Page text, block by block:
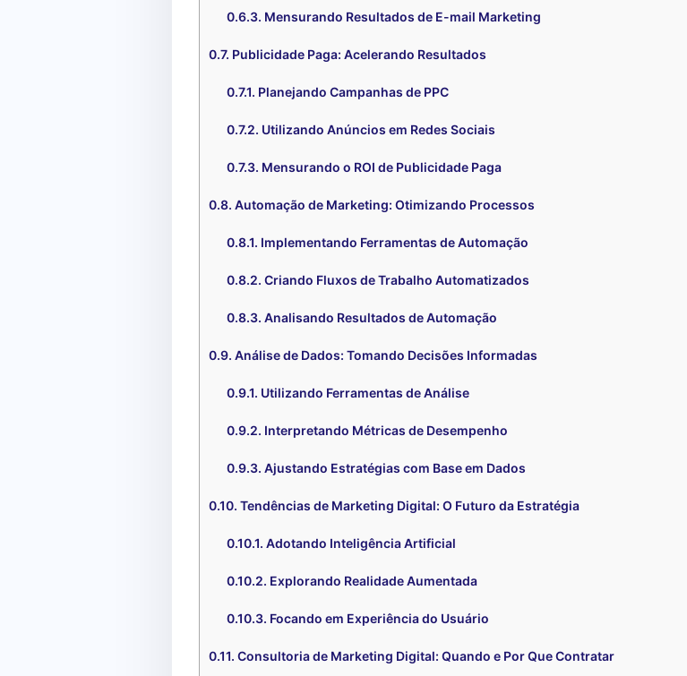
Mensurando Resultados de E-mail Marketing
Publicidade Paga: Acelerando Resultados
Planejando Campanhas de PPC
Utilizando Anúncios em Redes Sociais
Mensurando o ROI de Publicidade Paga
Automação de Marketing: Otimizando Processos
Implementando Ferramentas de Automação
Criando Fluxos de Trabalho Automatizados
Analisando Resultados de Automação
Análise de Dados: Tomando Decisões Informadas
Utilizando Ferramentas de Análise
Interpretando Métricas de Desempenho
Ajustando Estratégias com Base em Dados
Tendências de Marketing Digital: O Futuro da Estratégia
Adotando Inteligência Artificial
Explorando Realidade Aumentada
Focando em Experiência do Usuário
Consultoria de Marketing Digital: Quando e Por Que Contratar